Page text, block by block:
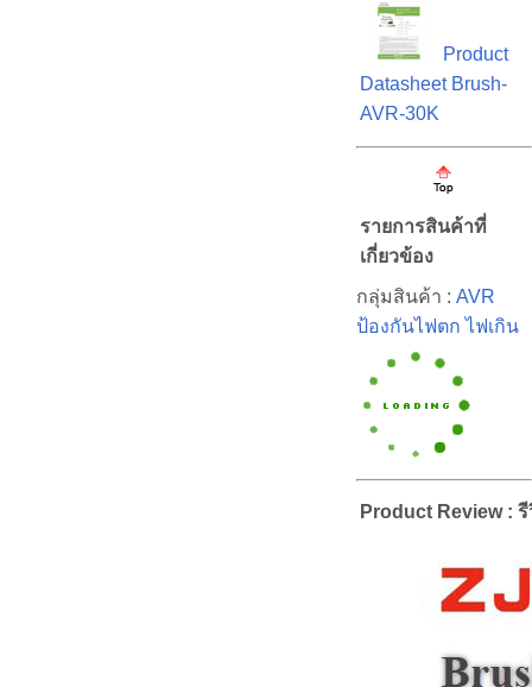
Product
Datasheet Brush-
AVR-30K
รายการสินค้าที่
เกี่ยวข้อง
กลุ่มสินค้า : AVR
ป้องกันไฟตก ไฟเกิน
Product Review :